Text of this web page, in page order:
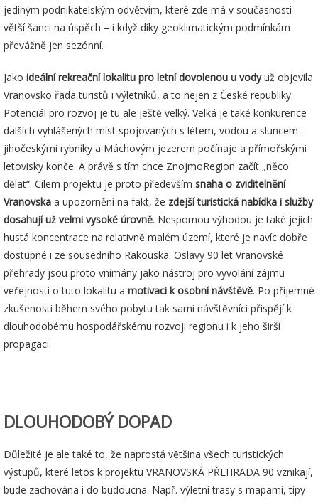
jediným podnikatelským odvětvím, které zde má v současnosti
větší šanci na úspěch – i když díky geoklimatickým podmínkám
převážně jen sezónní.
Jako ideální rekreační lokalitu pro letní dovolenou u vodyuž objevila
Vranovsko řada turistů i výletníků, a to nejen z České republiky.
Potenciál pro rozvoj je tu ale ještě velký. Velká je také konkurence
dalších vyhlášených míst spojovaných s létem, vodou a sluncem –
jihočeskými rybníky a Máchovým jezerem počínaje a přímořskými
letovisky konče. A právě s tím chce ZnojmoRegion začít „něco
dělat“. Cílem projektu je proto především snaha o zviditelnění
Vranovska a upozornění na fakt, že zdejší turistická nabídka i služby
dosahují už velmi vysoké úrovně. Nespornou výhodou je také jejich
hustá koncentrace na relativně malém území, které je navíc dobře
dostupné i ze sousedního Rakouska. Oslavy 90 let Vranovské
přehrady jsou proto vnímány jako nástroj pro vyvolání zájmu
veřejnosti o tuto lokalitu a motivaci k osobní návštěvě. Po příjemné
zkušenosti během svého pobytu tak sami návštěvníci přispějí k
dlouhodobému hospodářskému rozvoji regionu i k jeho širší
propagaci.
DLOUHODOBÝ DOPAD
Důležité je ale také to, že naprostá většina všech turistických
výstupů, které letos k projektu VRANOVSKÁ PŘEHRADA 90 vznikají,
bude zachována i do budoucna. Např. výletní trasy s mapami, tipy